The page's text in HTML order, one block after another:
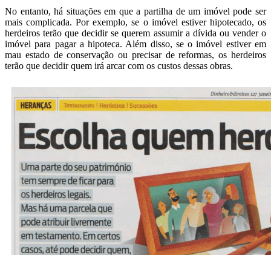
No entanto, há situações em que a partilha de um imóvel pode ser
mais complicada. Por exemplo, se o imóvel estiver hipotecado, os
herdeiros terão que decidir se querem assumir a dívida ou vender o
imóvel para pagar a hipoteca. Além disso, se o imóvel estiver em
mau estado de conservação ou precisar de reformas, os herdeiros
terão que decidir quem irá arcar com os custos dessas obras.